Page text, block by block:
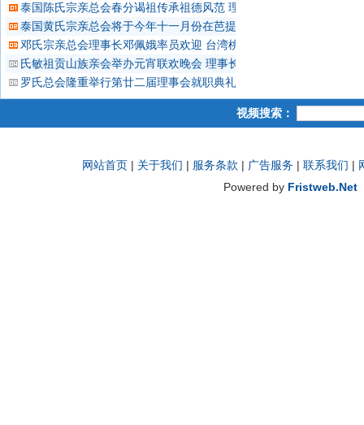
泰国陈氏宗亲总会春分谒祖传承祖德风范 理事长陈正博士领导理事
泰国黄氏宗亲总会将于今年十一月份在芭提雅 隆重举办“世黄第十四
邓氏宗亲总会理事长邓佩娥率员欢迎 台湾桃园邓氏宗亲会理事长锦
氏敏祖贡山族亲会举办元宵联欢晚会 理事长王钦泉致欢迎词 首长
罗氏总会隆重举行第廿二届理事会就职典礼 罗锦碟主持仪式向蝉
视频搜索：
网站首页 | 关于我们 | 服务条款 | 广告服务 | 联系我们 |
Powered by Fristweb.Net